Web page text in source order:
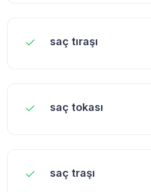
saç tıraşı
saç tokası
saç traşı